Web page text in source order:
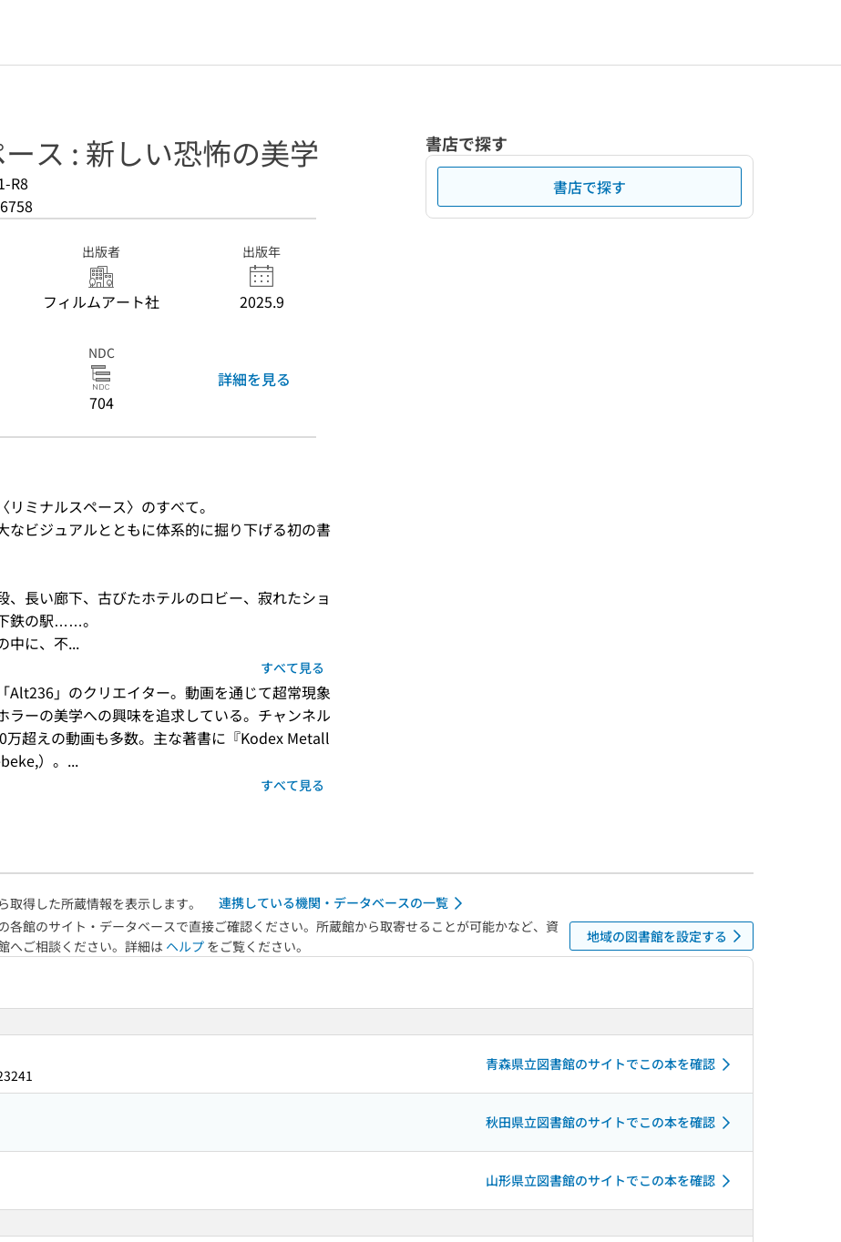
ス : 新しい恐怖の美学
R8
出版者
フィルムアート社
出版年
2025.9
NDC
704
詳細を見る
ミナルスペース〉のすべて。
なビジュアルとともに体系的に掘り下げる初の書
、長い廊下、古びたホテルのロビー、寂れたショ
鉄の駅……。
中に、不...
すべて見る
Alt236」のクリエイター。動画を通じて超常現象
ラーの美学への興味を追求している。チャンネル
万超えの動画も多数。主な著書に『Kodex Metall
）。...
すべて見る
書店で探す
書店で探す
得した所蔵情報を表示します。
連携している機関・データベースの一覧
館のサイト・データベースで直接ご確認ください。所蔵館から取寄せることが可能かなど、資
へご相談ください。詳細は ヘルプ をご覧ください。
地域の図書館を設定する
青森県立図書館のサイトでこの本を確認
秋田県立図書館のサイトでこの本を確認
山形県立図書館のサイトでこの本を確認